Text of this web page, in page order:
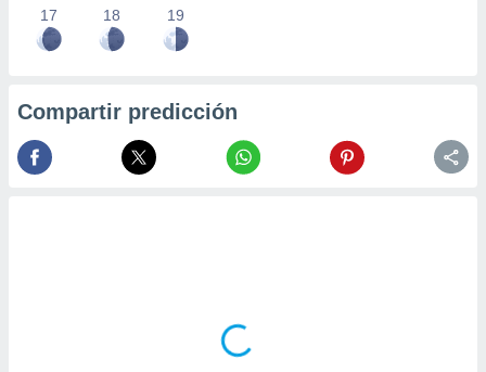
17 18 19
Compartir predicción